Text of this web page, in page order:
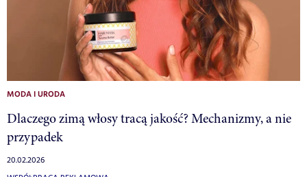
MODA I URODA
Dlaczego zimą włosy tracą jakość? Mechanizmy, a nie
przypadek
20.02.2026